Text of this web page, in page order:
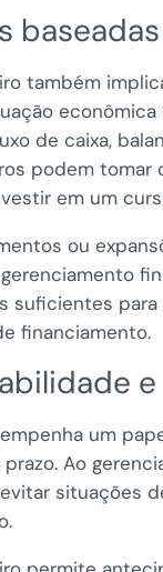
também
econômica
de caixa,
podem tomar
em um
ou
suficientes
financiamento.
um
Ao
situações